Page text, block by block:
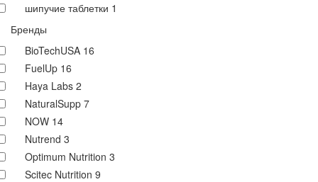
шипучие таблетки 1
Бренды
BioTechUSA 16
FuelUp 16
Haya Labs 2
NaturalSupp 7
NOW 14
Nutrend 3
Optimum Nutrition 3
Scitec Nutrition 9